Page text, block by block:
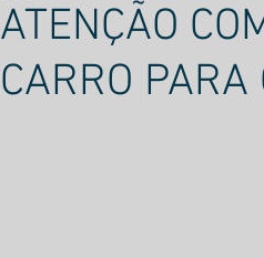
ATENÇÃO
CARRO